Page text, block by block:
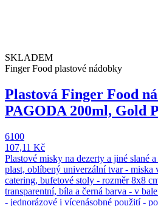
SKLADEM
Finger Food plastové nádobky
Plastová Finger Food
PAGODA 200ml, Gold
6100
107,11 Kč
Plastové misky na dezerty a jiné slané
plast, oblíbený univerzální tvar - miska
catering, bufetové stoly - rozměr 8x8
transparentní, bíla a černá barva - v
- jednorázové i vícenásobné použití -